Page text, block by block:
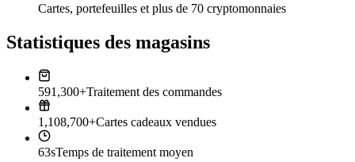
Cartes, portefeuilles et plus de 70 cryptomonnaies
Statistiques des magasins
591,300+Traitement des commandes
1,108,700+Cartes cadeaux vendues
63sTemps de traitement moyen